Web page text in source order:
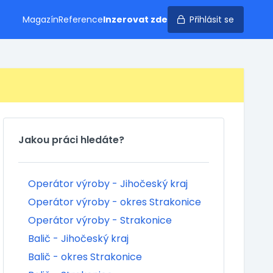
MagazínReferenceInzerovat zde Přihlásit se
Jakou práci hledáte?
Operátor výroby - Jihočeský kraj
Operátor výroby - okres Strakonice
Operátor výroby - Strakonice
Balič - Jihočeský kraj
Balič - okres Strakonice